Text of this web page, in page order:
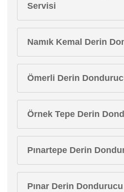
Servisi
Namık Kemal Derin
Ömerli Derin
Örnek Tepe Derin
Pınartepe Derin
Pınar Derin